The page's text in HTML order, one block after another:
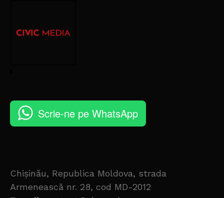
Scrie-ne pe WhatsApp
Chișinău, Republica Moldova, strada
Armenească nr. 28, cod MD-2012